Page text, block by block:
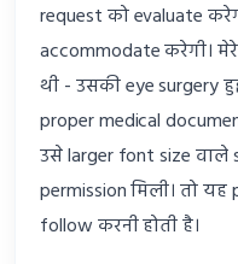
request को evaluate
accommodate करेगी।
थी - उसकी eye surgery
proper medical
उसे larger font size
permission मिली। तो
follow करनी होती है।